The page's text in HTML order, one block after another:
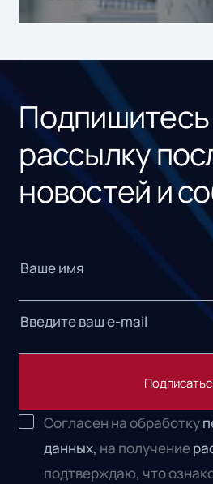
рассылку
новостей и
Согласен на обработку
данных, на получение
подтверждаю, что